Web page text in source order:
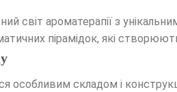
світ ароматерапії з
пірамідок, які
особливим складом і